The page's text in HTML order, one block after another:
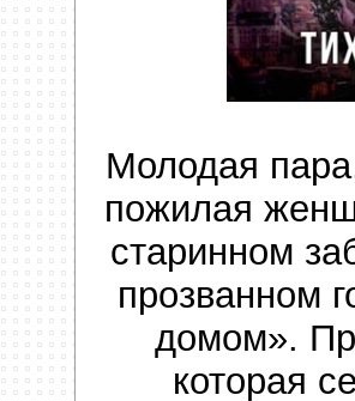
Молодая
пожилая
старинном
прозванном
домом».
которая